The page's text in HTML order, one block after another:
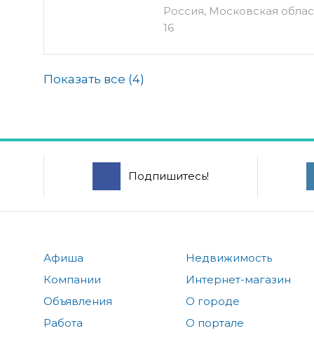
Россия, Московская
16
Показать все (4)
Подпишитесь!
Афиша
Компании
Объявления
Работа
Недвижимость
Интернет-магазин
О городе
О портале